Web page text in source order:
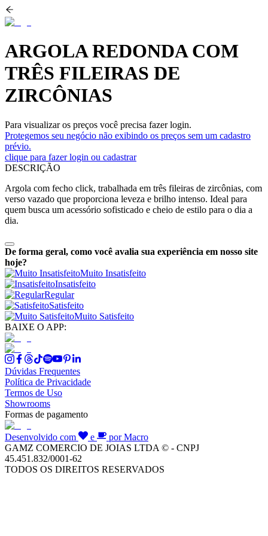
ARGOLA REDONDA COM
TRÊS FILEIRAS DE
ZIRCÔNIAS
Para visualizar os preços você precisa fazer login.
Protegemos seu negócio não exibindo os preços sem um cadastro
prévio.
clique para fazer login ou cadastrar
DESCRIÇÃO
Argola com fecho click, trabalhada em três fileiras de zircônias, com
verso vazado que proporciona leveza e brilho intenso. Ideal para
quem busca um acessório sofisticado e cheio de estilo para o dia a
dia.
De forma geral, como você avalia sua experiência em nosso site
hoje?
Muito Insatisfeito
Insatisfeito
Regular
Satisfeito
Muito Satisfeito
BAIXE O APP:
Dúvidas Frequentes
Política de Privacidade
Termos de Uso
Showrooms
Formas de pagamento
Desenvolvido com e
por Macro
GAMZ COMERCIO DE JOIAS LTDA © - CNPJ
45.451.832/0001-62
TODOS OS DIREITOS RESERVADOS